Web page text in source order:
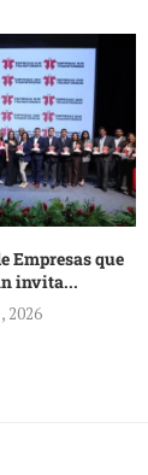
Empresas que
invita...
2026